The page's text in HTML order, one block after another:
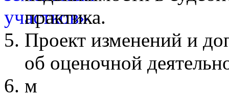
практика.
Проект изменений и
об оценочной
м